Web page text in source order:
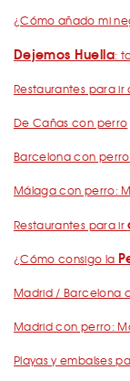
¿Cómo añado mi
Dejemos Huella:
Restaurantes para
De Cañas con perro
Barcelona con
Málaga con perro:
Restaurantes para ir
¿Cómo consigo la
Madrid / Barcelona
Madrid con perro:
Playas y embalses